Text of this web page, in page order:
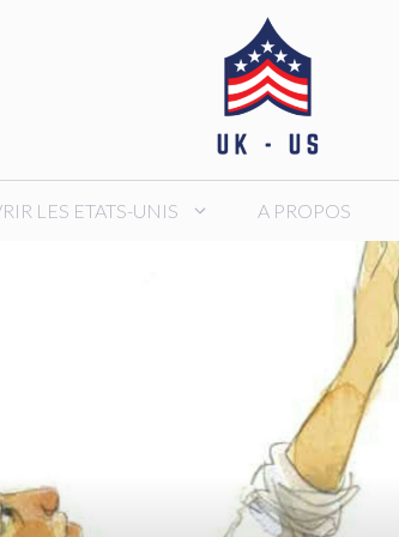
LES ETATS-UNIS A PROPOS